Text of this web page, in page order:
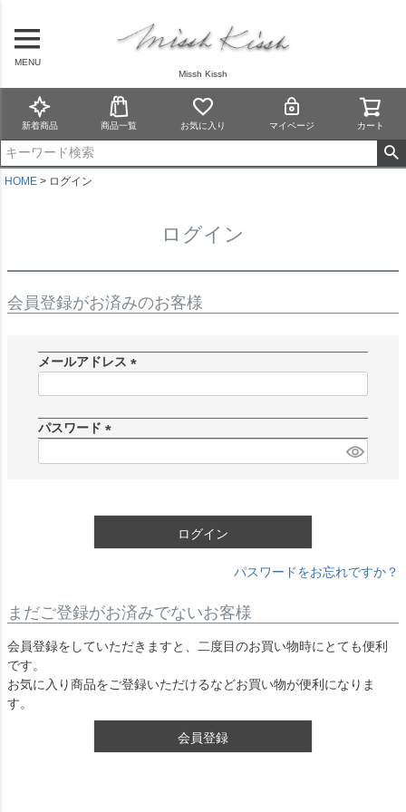
MENU
Missh Kissh
新着商品 商品一覧 お気に入り マイページ カート
HOME ログイン
ログイン
会員登録がお済みのお客様
メールアドレス
須
)
パスワード
ログイン
パスワードをお忘れですか？
まだご登録がお済みでないお客様
会員登録をしていただきますと、二度目のお買い物時にとても便利
です。
お気に入り商品をご登録いただけるなどお買い物が便利になりま
す。
会員登録